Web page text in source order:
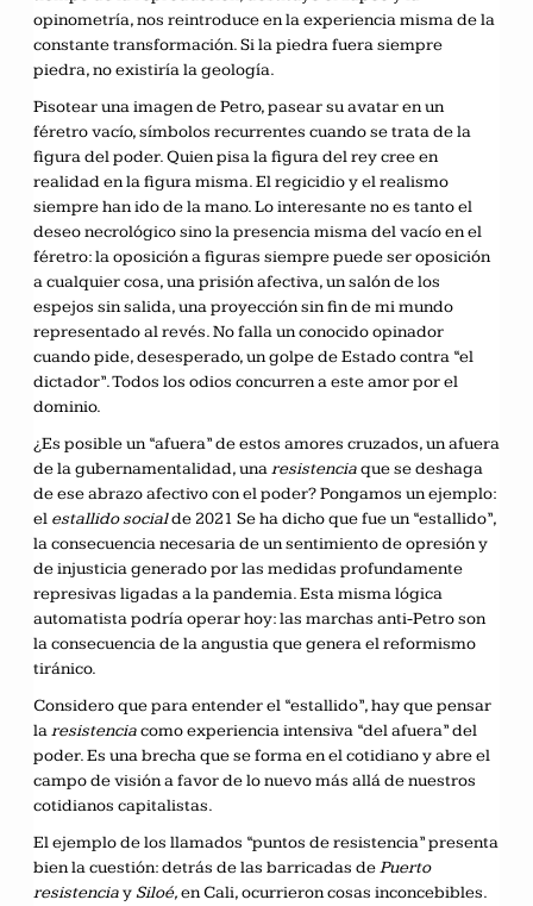
opinometría, nos reintroduce en la experiencia misma de la
constante transformación. Si la piedra fuera siempre
piedra, no existiría la geología.
Pisotear una imagen de Petro, pasear su avatar en un
féretro vacío, símbolos recurrentes cuando se trata de la
figura del poder. Quien pisa la figura del rey cree en
realidad en la figura misma. El regicidio y el realismo
siempre han ido de la mano. Lo interesante no es tanto el
deseo necrológico sino la presencia misma del vacío en el
féretro: la oposición a figuras siempre puede ser oposición
a cualquier cosa, una prisión afectiva, un salón de los
espejos sin salida, una proyección sin fin de mi mundo
representado al revés. No falla un conocido opinador
cuando pide, desesperado, un golpe de Estado contra “el
dictador”. Todos los odios concurren a este amor por el
dominio.
¿Es posible un “afuera” de estos amores cruzados, un afuera
de la gubernamentalidad, unaresistenciaque se deshaga
de ese abrazo afectivo con el poder? Pongamos un ejemplo:
el estallido socialde 2021 Se ha dicho que fue un “estallido”,
la consecuencia necesaria de un sentimiento de opresión y
de injusticia generado por las medidas profundamente
represivas ligadas a la pandemia. Esta misma lógica
automatista podría operar hoy: las marchas anti-Petro son
la consecuencia de la angustia que genera el reformismo
tiránico.
Considero que para entender el “estallido”, hay que pensar
laresistenciacomo experiencia intensiva “del afuera” del
poder. Es una brecha que se forma en el cotidiano y abre el
campo de visión a favor de lo nuevo más allá de nuestros
cotidianos capitalistas.
El ejemplo de los llamados “puntos de resistencia” presenta
bien la cuestión: detrás de las barricadas dePuerto
resistenciaySiloé,en Cali, ocurrieron cosas inconcebibles.